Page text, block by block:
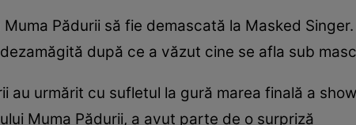
Pădurii să fie demascată la Masked Singer.
după ce a văzut cine se afla sub
au urmărit cu sufletul la gură marea finală a
Muma Pădurii, a avut parte de o surpriză